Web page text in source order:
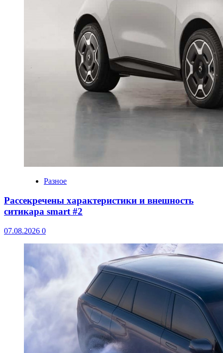
Разное
Рассекречены характеристики и внешность
ситикара smart #2
07.08.2026 0